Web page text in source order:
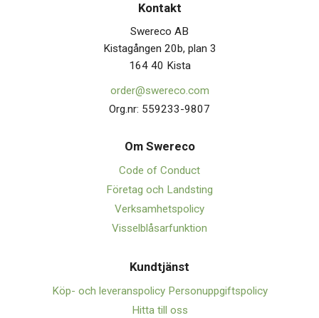
Kontakt
Swereco AB
Kistagången 20b, plan 3
164 40 Kista
order@swereco.com
Org.nr: 559233-9807
Om Swereco
Code of Conduct
Företag och Landsting
Verksamhetspolicy
Visselblåsarfunktion
Kundtjänst
Köp- och leveranspolicy Personuppgiftspolicy
Hitta till oss